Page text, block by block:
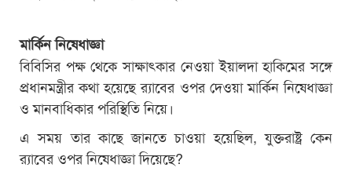
মার্কিন নিষেধাজ্ঞা
বিবিসির পক্ষ থেকে সাক্ষাৎকার নেওয়া ইয়ালদা হাকিমের সঙ্গে
প্রধানমন্ত্রীর কথা হয়েছে র‌্যাবের ওপর দেওয়া মার্কিন নিষেধাজ্ঞা
ও মানবাধিকার পরিস্থিতি নিয়ে।
এ সময় তার কাছে জানতে চাওয়া হয়েছিল, যুক্তরাষ্ট্র কেন
র‍্যাবের ওপর নিষেধাজ্ঞা দিয়েছে?